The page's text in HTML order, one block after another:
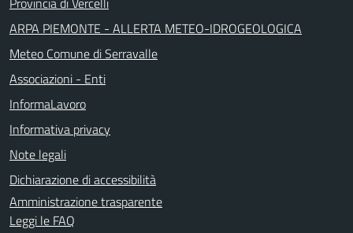
ARPA PIEMONTE - ALLERTA METEO-IDROGEOLOGICA
Meteo Comune di Serravalle
Associazioni - Enti
InformaLavoro
Informativa privacy
Note legali
Dichiarazione di accessibilità
Amministrazione trasparente
Leggi le FAQ